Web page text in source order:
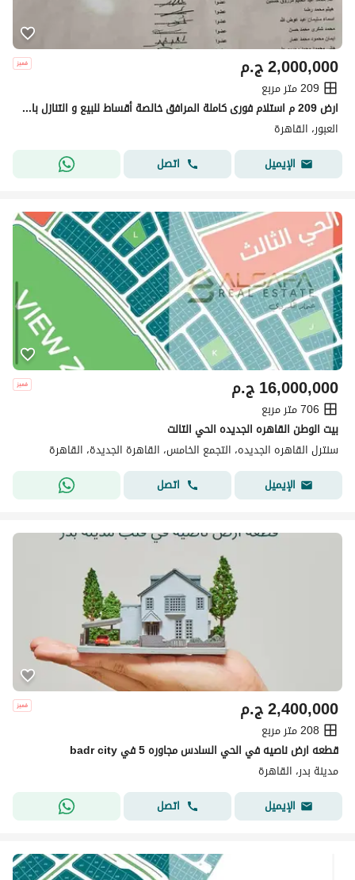
ج.م2,000,000
209 متر مربع
ارض 209 م استلام فورى كاملة المرافق خالصة أقساط للبيع و التنازل بالجهاز
العبور، القاهرة
الإيميل
اتصل
ج.م16,000,000
706 متر مربع
بيت الوطن القاهره الجديده الحي التالت
سنترل القاهره الجديده، التجمع الخامس، القاهرة الجديدة، القاهرة
الإيميل
اتصل
ج.م2,400,000
208 متر مربع
قطعه ارض ناصيه في الحي السادس مجاوره 5 في badr city
مدينة بدر، القاهرة
الإيميل
اتصل